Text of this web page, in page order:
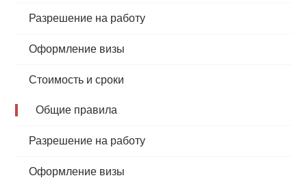
Разрешение на работу
Оформление визы
Стоимость и сроки
Общие правила
Разрешение на работу
Оформление визы